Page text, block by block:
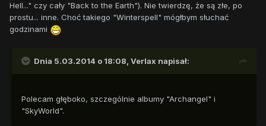
Hell..." czy cały "Back to the Earth"). Nie twierdzę, że są złe, po
prostu... inne. Choć takiego "Winterspell" mógłbym słuchać
godzinami
Dnia 5.03.2014 o 18:08, Verlax napisał:
Polecam głęboko, szczególnie albumy "Archangel" i
"SkyWorld".